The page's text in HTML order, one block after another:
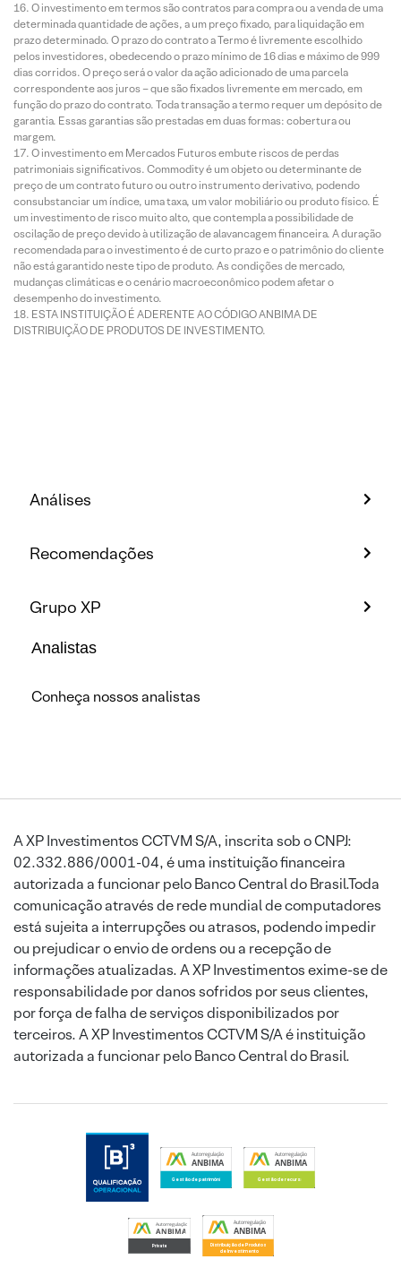
O investimento em termos são contratos para compra ou a venda de uma
determinada quantidade de ações, a um preço fixado, para liquidação em
prazo determinado. O prazo do contrato a Termo é livremente escolhido
pelos investidores, obedecendo o prazo mínimo de 16 dias e máximo de 999
dias corridos. O preço será o valor da ação adicionado de uma parcela
correspondente aos juros – que são fixados livremente em mercado, em
função do prazo do contrato. Toda transação a termo requer um depósito de
garantia. Essas garantias são prestadas em duas formas: cobertura ou
margem.
O investimento em Mercados Futuros embute riscos de perdas
patrimoniais significativos. Commodity é um objeto ou determinante de
preço de um contrato futuro ou outro instrumento derivativo, podendo
consubstanciar um índice, uma taxa, um valor mobiliário ou produto físico. É
um investimento de risco muito alto, que contempla a possibilidade de
oscilação de preço devido à utilização de alavancagem financeira. A duração
recomendada para o investimento é de curto prazo e o patrimônio do cliente
não está garantido neste tipo de produto. As condições de mercado,
mudanças climáticas e o cenário macroeconômico podem afetar o
desempenho do investimento.
ESTA INSTITUIÇÃO É ADERENTE AO CÓDIGO ANBIMA DE
DISTRIBUIÇÃO DE PRODUTOS DE INVESTIMENTO.
Análises
Recomendações
Grupo XP
Analistas
Conheça nossos analistas
A XP Investimentos CCTVM S/A, inscrita sob o CNPJ:
02.332.886/0001-04, é uma instituição financeira
autorizada a funcionar pelo Banco Central do Brasil.Toda
comunicação através de rede mundial de computadores
está sujeita a interrupções ou atrasos, podendo impedir
ou prejudicar o envio de ordens ou a recepção de
informações atualizadas. A XP Investimentos exime-se de
responsabilidade por danos sofridos por seus clientes,
por força de falha de serviços disponibilizados por
terceiros. A XP Investimentos CCTVM S/A é instituição
autorizada a funcionar pelo Banco Central do Brasil.